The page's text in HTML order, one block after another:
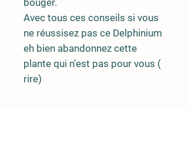
bouger.
Avec tous ces conseils si vous
ne réussisez pas ce Delphinium
eh bien abandonnez cette
plante qui n'est pas pour vous (
rire)